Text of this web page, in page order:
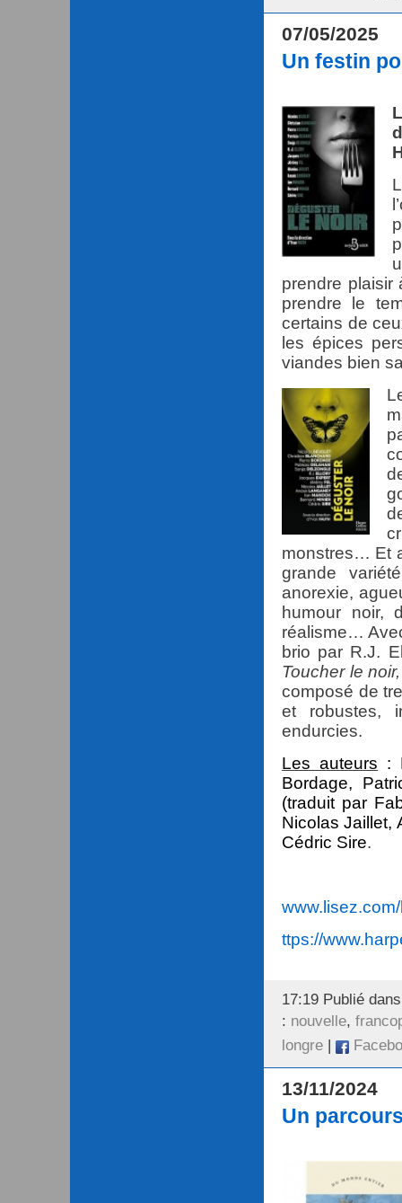
07/05/2025
Un festin
prendre plaisir
prendre le
certains de
les épices
viandes bien
monstres… Et
grande
anorexie,
humour noir,
réalisme…
brio par R.J.
Toucher le
composé de
et robustes,
endurcies.
Les auteurs :
Bordage,
(traduit par
Nicolas Jaillet,
Cédric Sire.
ttps://
17:19 Publié
: nouvelle,
longre |
13/11/2024
Un